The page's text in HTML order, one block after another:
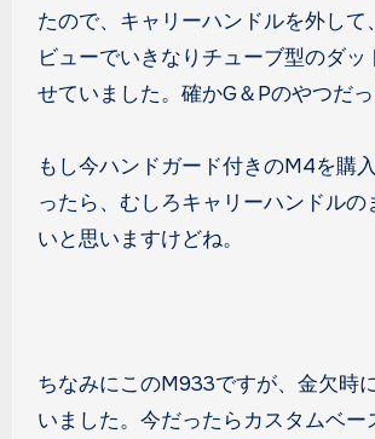
たので、キャリーハンドルを外して
ビューでいきなりチューブ型のダッ
せていました。確かG＆Pのやつだっ
もし今ハンドガード付きのM4を購
ったら、むしろキャリーハンドルの
いと思いますけどね。
ちなみにこのM933ですが、金欠時
いました。今だったらカスタムベー